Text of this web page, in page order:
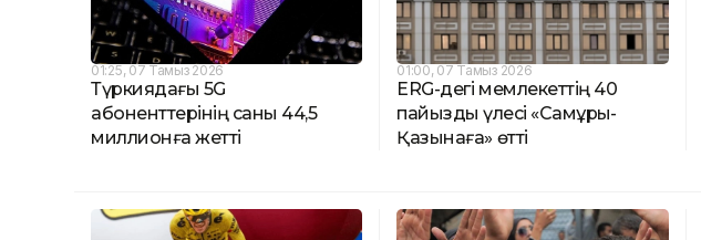
01:25, 07 Тамыз 2026
Түркиядағы 5G
абоненттерінің саны 44,5
миллионға жетті
01:00, 07 Тамыз 2026
ERG-дегі мемлекеттің 40
пайыздық үлесі «Самұрық-
Қазынаға» өтті